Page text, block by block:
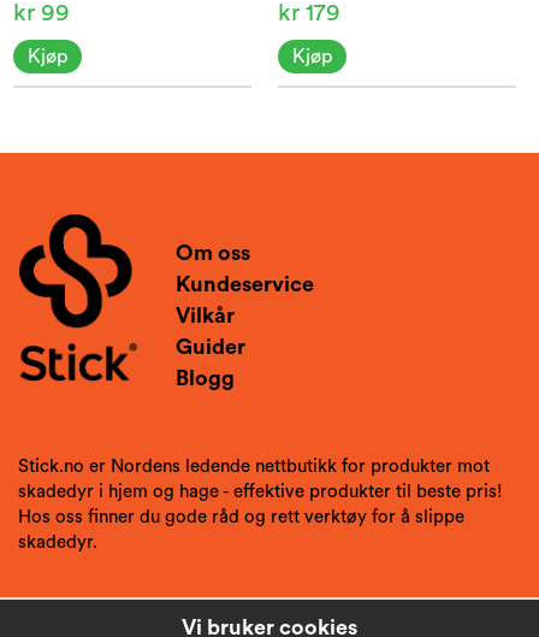
kr 99
Kjøp
kr 179
Kjøp
Om oss
Kundeservice
Vilkår
Guider
Blogg
Stick.no er Nordens ledende nettbutikk for produkter mot
skadedyr i hjem og hage - effektive produkter til beste pris!
Hos oss finner du gode råd og rett verktøy for å slippe
skadedyr.
Vi bruker cookies